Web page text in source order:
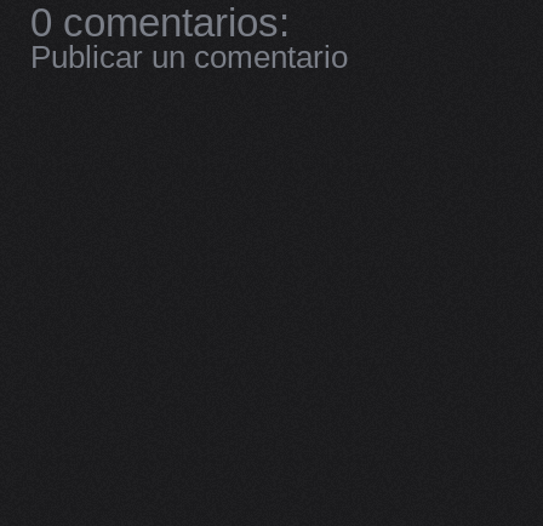
0 comentarios:
Publicar un comentario